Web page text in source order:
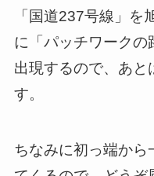
「国道237号線」を
に「パッチワークの
出現するので、あ
す。
ちなみに初っ端から